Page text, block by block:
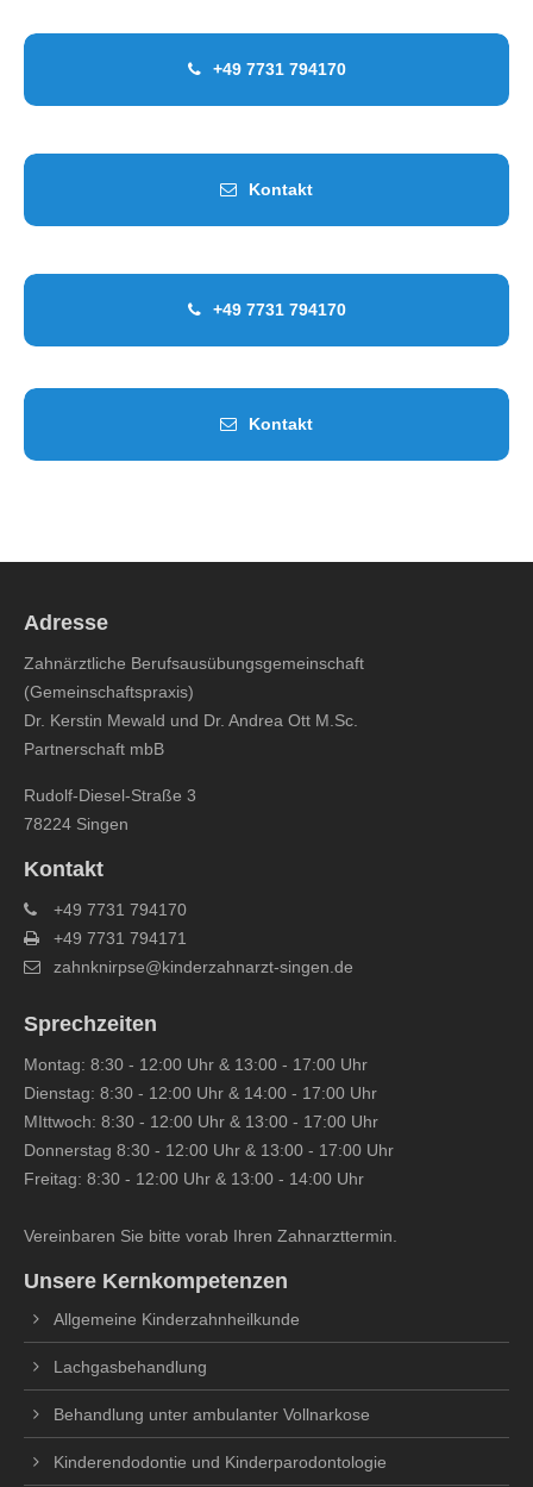
+49 7731 794170
Kontakt
+49 7731 794170
Kontakt
Adresse
Zahnärztliche Berufsausübungsgemeinschaft
(Gemeinschaftspraxis)
Dr. Kerstin Mewald und Dr. Andrea Ott M.Sc.
Partnerschaft mbB
Rudolf-Diesel-Straße 3
78224 Singen
Kontakt
+49 7731 794170
+49 7731 794171
zahnknirpse@kinderzahnarzt-singen.de
Sprechzeiten
Montag: 8:30 - 12:00 Uhr & 13:00 - 17:00 Uhr
Dienstag: 8:30 - 12:00 Uhr & 14:00 - 17:00 Uhr
MIttwoch: 8:30 - 12:00 Uhr & 13:00 - 17:00 Uhr
Donnerstag 8:30 - 12:00 Uhr & 13:00 - 17:00 Uhr
Freitag: 8:30 - 12:00 Uhr & 13:00 - 14:00 Uhr
Vereinbaren Sie bitte vorab Ihren Zahnarzttermin.
Unsere Kernkompetenzen
Allgemeine Kinderzahnheilkunde
Lachgasbehandlung
Behandlung unter ambulanter Vollnarkose
Kinderendodontie und Kinderparodontologie